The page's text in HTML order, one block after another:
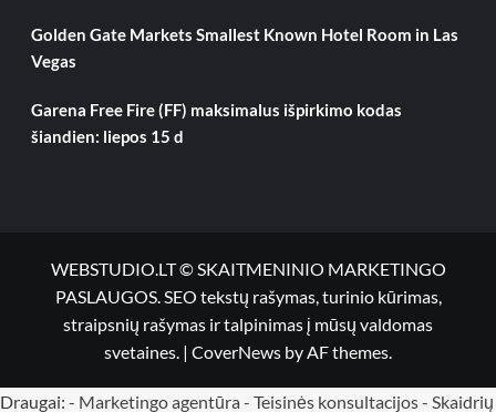
Golden Gate Markets Smallest Known Hotel Room in Las
Vegas
Garena Free Fire (FF) maksimalus išpirkimo kodas
šiandien: liepos 15 d
WEBSTUDIO.LT © SKAITMENINIO MARKETINGO
PASLAUGOS. SEO tekstų rašymas, turinio kūrimas,
straipsnių rašymas ir talpinimas į mūsų valdomas
svetaines. | CoverNews by AF themes.
Draugai: - Marketingo agentūra - Teisinės konsultacijos- Skaidrių